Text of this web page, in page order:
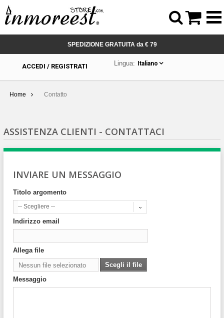
SPEDIZIONE GRATUITA da € 79
ACCEDI / REGISTRATI Lingua: Italiano
Home Contatto
ASSISTENZA CLIENTI - CONTATTACI
INVIARE UN MESSAGGIO
Titolo argomento
-- Scegliere --
Indirizzo email
Allega file
Nessun file selezionato
Scegli il file
Messaggio
 